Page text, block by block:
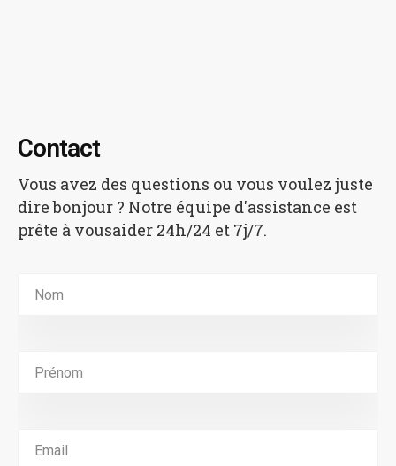
Contact
Vous avez des questions ou vous voulez juste
dire bonjour ? Notre équipe d'assistance est
prête à vousaider 24h/24 et 7j/7.